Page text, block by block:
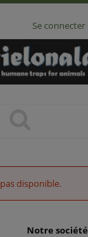
Se connecter
disponible.
Notre société